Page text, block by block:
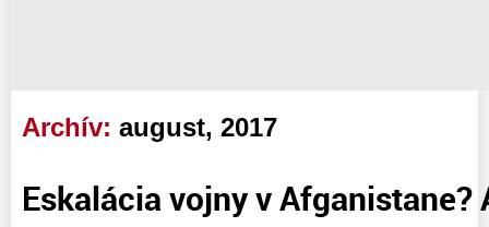
Archív: august, 2017
Eskalácia vojny v Afganistane?